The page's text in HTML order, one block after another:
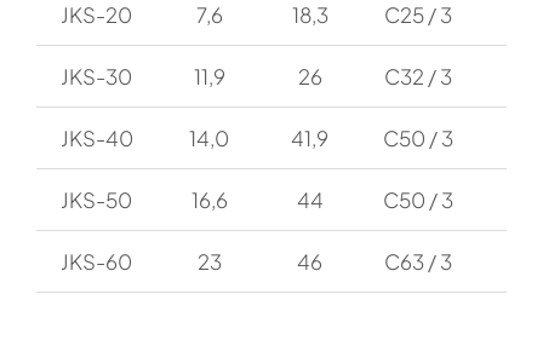
JKS-20 7,6 18,3 C25 / 3
JKS-30 11,9 26 C32 / 3
JKS-40 14,0 41,9 C50 / 3
JKS-50 16,6 44 C50 / 3
JKS-60 23 46 C63 / 3